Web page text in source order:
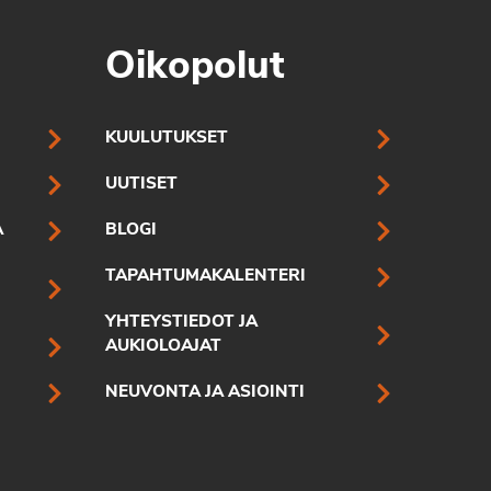
Oikopolut
KUULUTUKSET
UUTISET
BLOGI
TAPAHTUMAKALENTERI
YHTEYSTIEDOT JA
AUKIOLOAJAT
NEUVONTA JA ASIOINTI